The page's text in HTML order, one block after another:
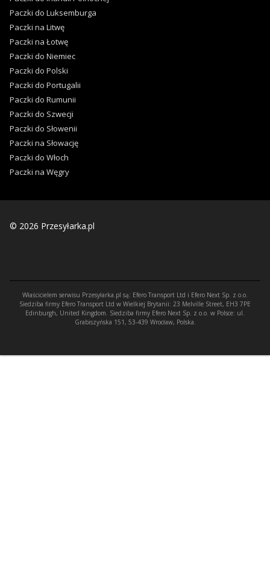
Paczki do Luksemburga
Paczki na Litwę
Paczki na Łotwę
Paczki do Niemiec
Paczki do Polski
Paczki do Portugalii
Paczki do Rumunii
Paczki do Szwecji
Paczki do Słowenii
Paczki na Słowację
Paczki do Włoch
Paczki na Węgry
© 2026 Przesyłarka.pl
Właścicielem serwisu Przesyłarka.pl są: Efero Transport Ltd i Efero Next Sp. z o.o.
Siedziba firmy Efero Transport Ltd w Wielkiej Brytanii: 23 Melville Street, EH3 7PE
Edinburgh, United Kingdom. Siedziba firmy Efero Next Sp. z o.o. w Polsce: ul.
Grabiszyńska 151, 53-439 Wrocław, Polska.